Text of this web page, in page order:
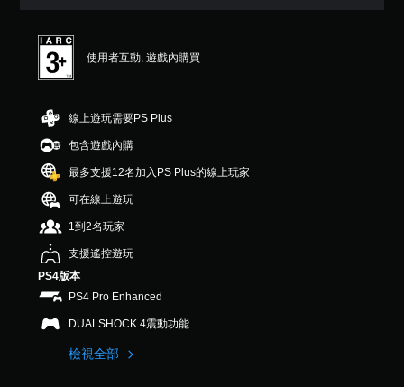
星
（
滿
顆
星
）
，
2
則
評
分
使用者互動, 遊戲內購買
線上遊玩需要PS Plus
包含遊戲內購
最多支援12名加入PS Plus的線上玩家
可在線上遊玩
1到2名玩家
支援遙控遊玩
PS4版本
PS4 Pro Enhanced
DUALSHOCK 4震動功能
檢視全部